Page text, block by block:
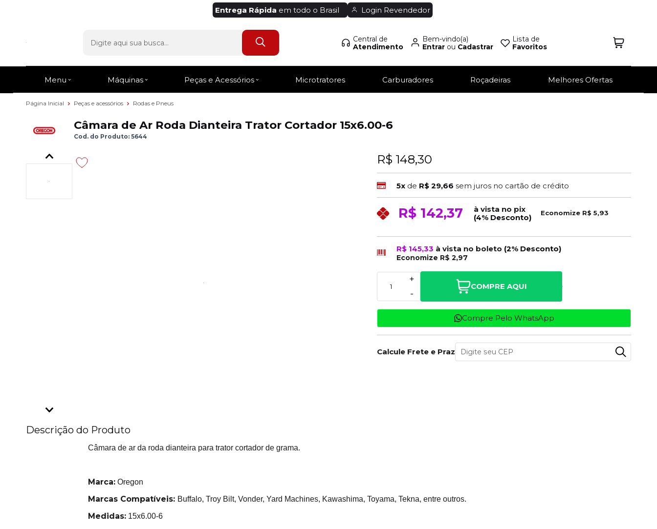
Entrega Rápida em todo o Brasil Login Revendedor
Central de
Atendimento
Bem-vindo(a)
Entrarou Cadastrar
Lista de
Favoritos
Menu Máquinas Peças e Acessórios Microtratores Carburadores Roçadeiras Melhores Ofertas
Página Inicial Peças e acessórios Rodas e Pneus
Câmara de Ar Roda Dianteira Trator Cortador 15x6.00-6
Cod. do Produto: 5644
R$ 148,30
5x de R$ 29,66 sem juros no cartão de crédito
R$ 142,37
à vista no pix
(4% Desconto)
Economize R$ 5,93
R$ 145,33 à vista no boleto (2% Desconto)
Economize R$ 2,97
-
+
COMPRE AQUI
Compre Pelo WhatsApp
Calcule Frete e Prazo
Descrição do Produto
Câmara de ar da roda dianteira para trator cortador de grama.
Marca: Oregon
Marcas Compatíveis: Buffalo, Troy Bilt, Vonder, Yard Machines, Kawashima, Toyama, Tekna, entre outros.
Medidas: 15x6.00-6